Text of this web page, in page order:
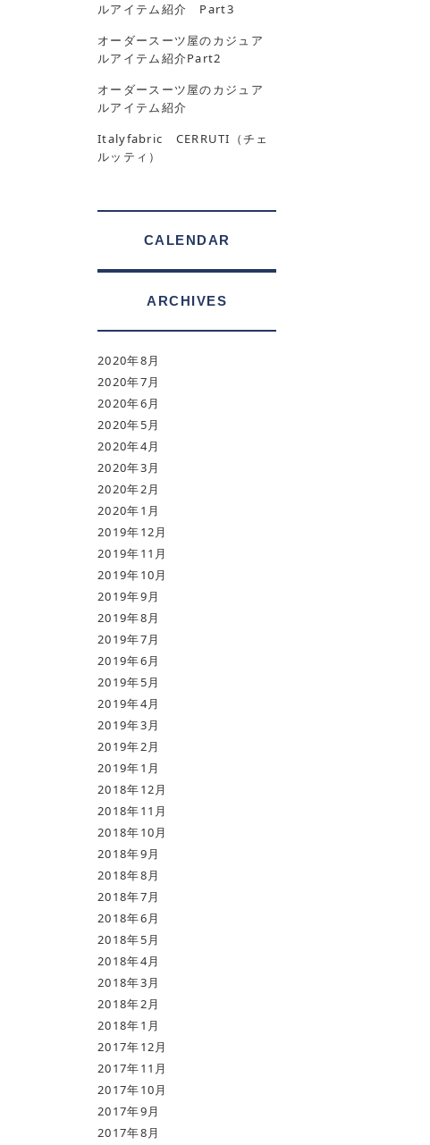
ルアイテム紹介 Part3
オーダースーツ屋のカジュア
ルアイテム紹介Part2
オーダースーツ屋のカジュア
ルアイテム紹介
Italyfabric CERRUTI（チェ
ルッティ）
CALENDAR
ARCHIVES
2020年8月
2020年7月
2020年6月
2020年5月
2020年4月
2020年3月
2020年2月
2020年1月
2019年12月
2019年11月
2019年10月
2019年9月
2019年8月
2019年7月
2019年6月
2019年5月
2019年4月
2019年3月
2019年2月
2019年1月
2018年12月
2018年11月
2018年10月
2018年9月
2018年8月
2018年7月
2018年6月
2018年5月
2018年4月
2018年3月
2018年2月
2018年1月
2017年12月
2017年11月
2017年10月
2017年9月
2017年8月